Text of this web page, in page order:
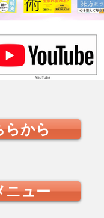
らから
ニュー